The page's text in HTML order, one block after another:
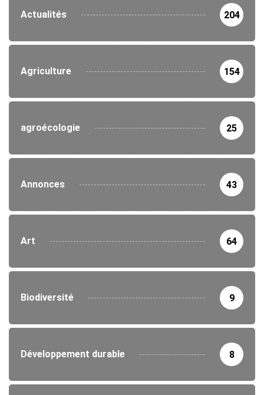
Actualités 204
Agriculture 154
agroécologie 25
Annonces 43
Art 64
Biodiversité 9
Développement durable 8